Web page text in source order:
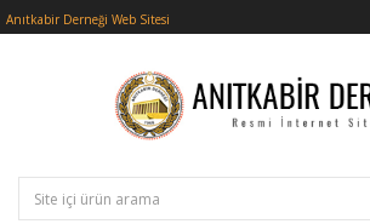
Anıtkabir Derneği Web Sitesi